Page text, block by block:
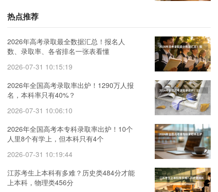
热点推荐
2026年高考录取最全数据汇总！报名人
数、录取率、各省排名一张表看懂
2026-07-31 10:15:19
2026年全国高考录取率出炉！1290万人报
名，本科率只有40%？
2026-07-31 10:06:10
2026年全国高考本专科录取率出炉！10个
人里8个有学上，但本科只有4个
2026-07-31 10:19:44
江苏考生上本科有多难？历史类484分才能
上本科，物理类456分